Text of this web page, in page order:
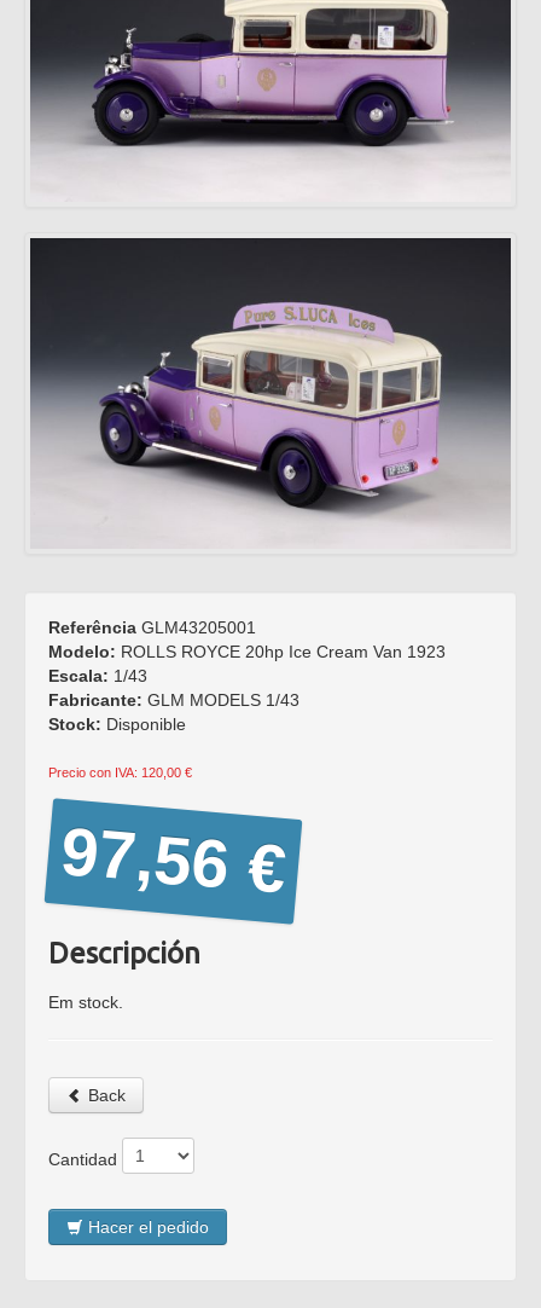
Llamada a la red fija
nacional. El coste de las
comunicaciones depende
de la tarifa acordada con tu
operador.
Referência GLM43205001
Modelo: ROLLS ROYCE 20hp Ice Cream Van 1923
Escala: 1/43
Fabricante: GLM MODELS 1/43
Stock: Disponible
Precio con IVA: 120,00 €
97,56 €
Descripción
Em stock.
Back
Cantidad
Hacer el pedido